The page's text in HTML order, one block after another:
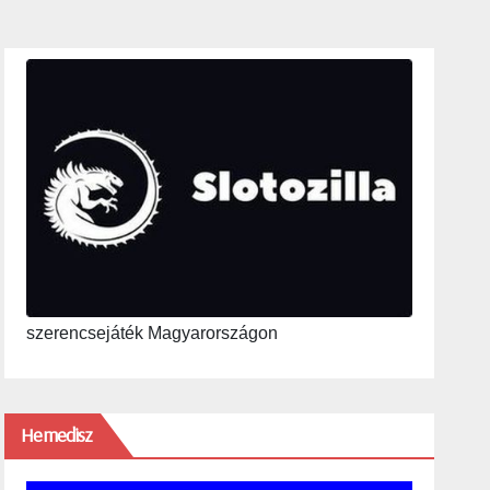
szerencsejáték Magyarországon
Hemedisz